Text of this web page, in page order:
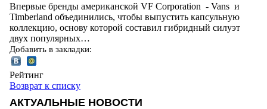
Впервые бренды американской VF Corporation - Vans и
Timberland объединились, чтобы выпустить капсульную
коллекцию, основу которой составил гибридный силуэт
двух популярных…
Добавить в закладки:
Рейтинг
Возврат к списку
АКТУАЛЬНЫЕ НОВОСТИ